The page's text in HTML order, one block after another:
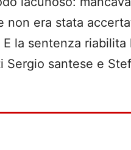
non era stata
la sentenza riabilita
Sergio santese e